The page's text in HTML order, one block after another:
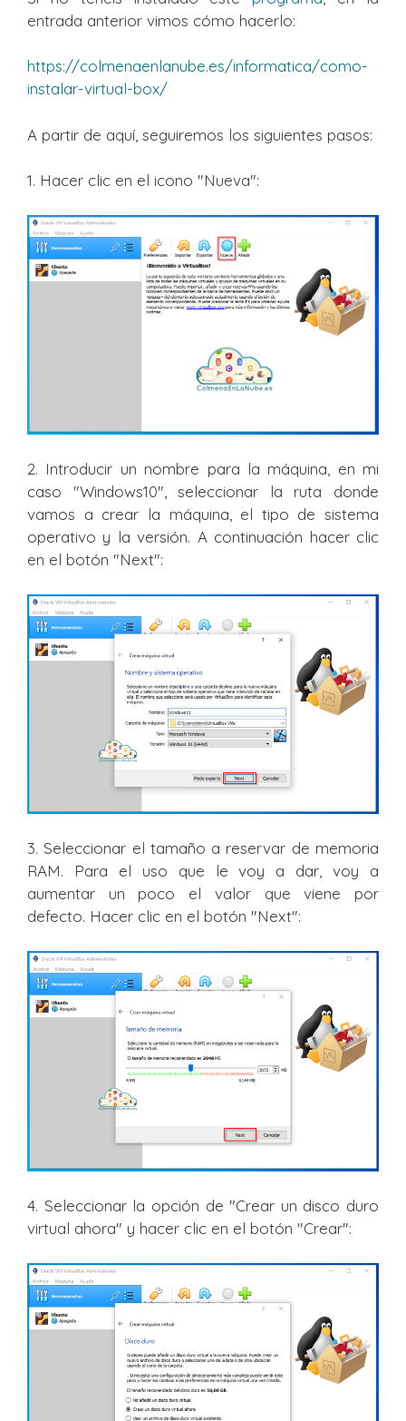
entrada anterior vimos cómo hacerlo:
https://colmenaenlanube.es/informatica/como-
instalar-virtual-box/
A partir de aquí, seguiremos los siguientes pasos:
1. Hacer clic en el icono "Nueva":
2. Introducir un nombre para la máquina, en mi
caso "Windows10", seleccionar la ruta donde
vamos a crear la máquina, el tipo de sistema
operativo y la versión. A continuación hacer clic
en el botón "Next":
3. Seleccionar el tamaño a reservar de memoria
RAM. Para el uso que le voy a dar, voy a
aumentar un poco el valor que viene por
defecto. Hacer clic en el botón "Next":
4. Seleccionar la opción de "Crear un disco duro
virtual ahora" y hacer clic en el botón "Crear":